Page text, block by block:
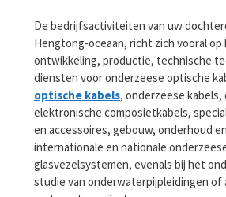
De bedrijfsactiviteiten van uw
Hengtong-oceaan, richt zich vooral
ontwikkeling, productie, technische
diensten voor onderzeese optische
optische kabels, onderzeese
elektronische composietkabels,
en accessoires, gebouw, onderhoud
internationale en nationale
glasvezelsystemen, evenals bij het
studie van onderwaterpijpleidingen of